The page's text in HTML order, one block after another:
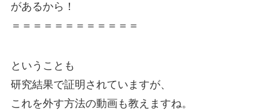
があるから！
＝＝＝＝＝＝＝＝＝＝＝＝
ということも
研究結果で証明されていますが、
これを外す方法の動画も教えますね。